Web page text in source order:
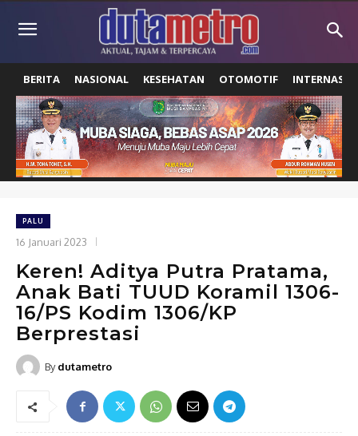
BERITA NASIONAL KESEHATAN OTOMOTIF
PALU
16 Januari 2023
Keren! Aditya Putra Pratama,
Anak Bati TUUD Koramil 1306-
16/PS Kodim 1306/KP
Berprestasi
By dutametro